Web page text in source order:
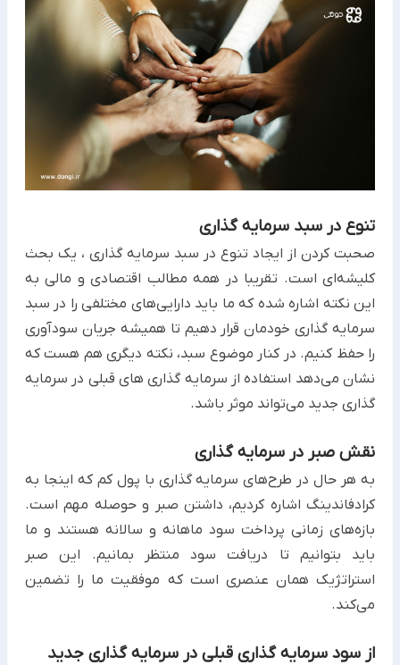
تنوع در سبد سرمایه گذاری
صحبت کردن از ایجاد تنوع در سبد سرمایه گذاری ، یک بحث
کلیشه‌ای است. تقریبا در همه مطالب اقتصادی و مالی به
این نکته اشاره شده که ما باید دارایی‌های مختلفی را در سبد
سرمایه گذاری خودمان قرار دهیم تا همیشه جریان سودآوری
را حفظ کنیم. در کنار موضوع سبد، نکته دیگری هم هست که
نشان می‌دهد استفاده از سرمایه گذاری های قبلی در سرمایه
گذاری جدید می‌تواند موثر باشد.
نقش صبر در سرمایه گذاری
به هر حال در طرح‌های سرمایه گذاری با پول کم که اینجا به
کرادفاندینگ اشاره کردیم، داشتن صبر و حوصله مهم است.
بازه‌های زمانی پرداخت سود ماهانه و سالانه هستند و ما
باید بتوانیم تا دریافت سود منتظر بمانیم. این صبر
استراتژیک همان عنصری است که موفقیت ما را تضمین
می‌کند.
از سود سرمایه گذاری قبلی در سرمایه گذاری جدید